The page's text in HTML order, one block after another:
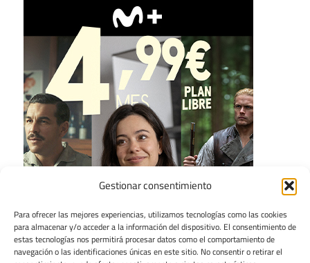
Gestionar consentimiento
Para ofrecer las mejores experiencias, utilizamos tecnologías como las cookies
para almacenar y/o acceder a la información del dispositivo. El consentimiento de
estas tecnologías nos permitirá procesar datos como el comportamiento de
navegación o las identificaciones únicas en este sitio. No consentir o retirar el